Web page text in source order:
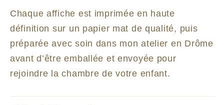
Chaque affiche est imprimée en haute
définition sur un papier mat de qualité, puis
préparée avec soin dans mon atelier en Drôme
avant d’être emballée et envoyée pour
rejoindre la chambre de votre enfant.